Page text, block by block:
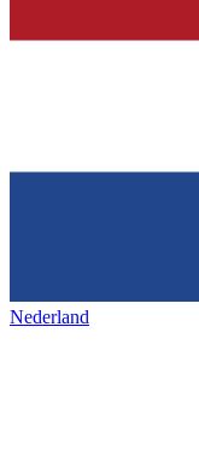
Nederland